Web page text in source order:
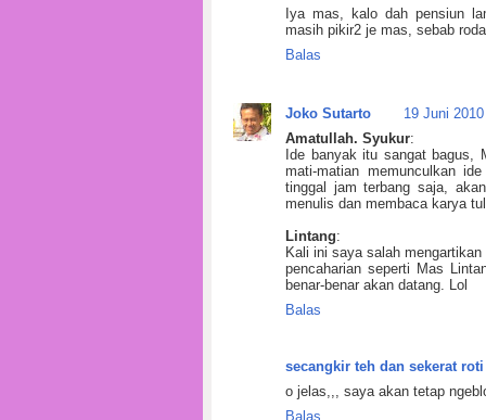
Iya mas, kalo dah pensiun
masih pikir2 je mas, sebab
Balas
Joko Sutarto
19 Juni
Amatullah. Syukur:
Ide banyak itu sangat bagus,
mati-matian memunculkan
tinggal jam terbang saja,
menulis dan membaca karya
Lintang:
Kali ini saya salah
pencaharian seperti Mas
benar-benar akan datang. Lol
Balas
secangkir teh dan sekerat roti
o jelas,,, saya akan tetap
Balas